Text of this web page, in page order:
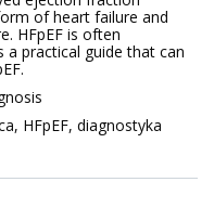
of heart failure and
HFpEF is often
a practical guide that can
HFpEF, diagnostyka